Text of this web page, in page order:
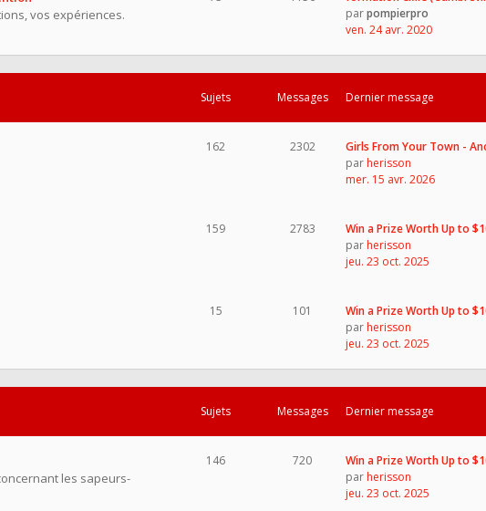
vos expériences.
parpompierpro
ven. 24 avr. 2020
Sujets Messages Dernier message
162 2302
Girls From Your Town -
par herisson
mer. 15 avr. 2026
159 2783
Win a Prize Worth Up to
par herisson
jeu. 23 oct. 2025
15 101
Win a Prize Worth Up to
par herisson
jeu. 23 oct. 2025
Sujets Messages Dernier message
les sapeurs-
146 720
Win a Prize Worth Up to
par herisson
jeu. 23 oct. 2025